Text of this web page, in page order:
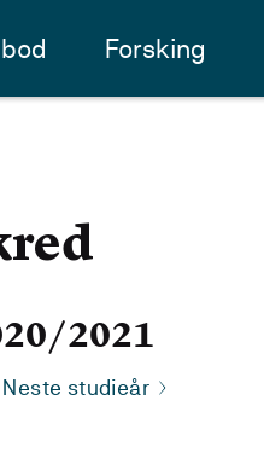
Forsking
2021
Neste studieår